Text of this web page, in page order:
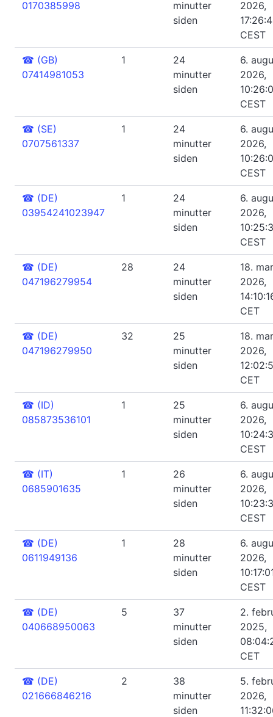
0170385998
minutter
siden
2026,
CEST
☎ (GB)
07414981053
1
24
minutter
siden
6.
2026,
CEST
☎ (SE)
0707561337
1
24
minutter
siden
6.
2026,
CEST
☎ (DE)
03954241023947
1
24
minutter
siden
6.
2026,
CEST
☎ (DE)
047196279954
28
24
minutter
siden
18.
2026,
CET
☎ (DE)
047196279950
32
25
minutter
siden
18.
2026,
CET
☎ (ID)
085873536101
1
25
minutter
siden
6.
2026,
CEST
☎ (IT)
0685901635
1
26
minutter
siden
6.
2026,
CEST
☎ (DE)
0611949136
1
28
minutter
siden
6.
2026,
CEST
☎ (DE)
040668950063
5
37
minutter
siden
2.
2025,
CET
☎ (DE)
021666846216
2
38
minutter
siden
5.
2026,